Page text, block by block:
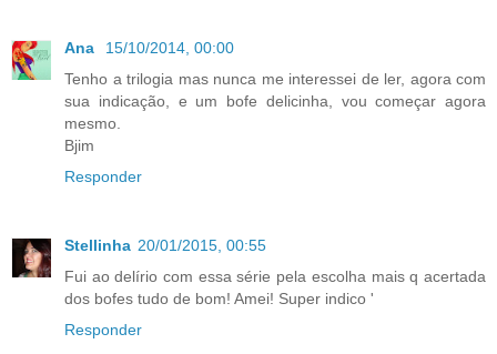
Ana
15/10/2014, 00:00
Tenho a trilogia mas nunca me interessei de ler, agora com
sua indicação, e um bofe delicinha, vou começar agora
mesmo.
Bjim
Responder
Stellinha 20/01/2015, 00:55
Fui ao delírio com essa série pela escolha mais q acertada
dos bofes tudo de bom! Amei! Super indico '
Responder